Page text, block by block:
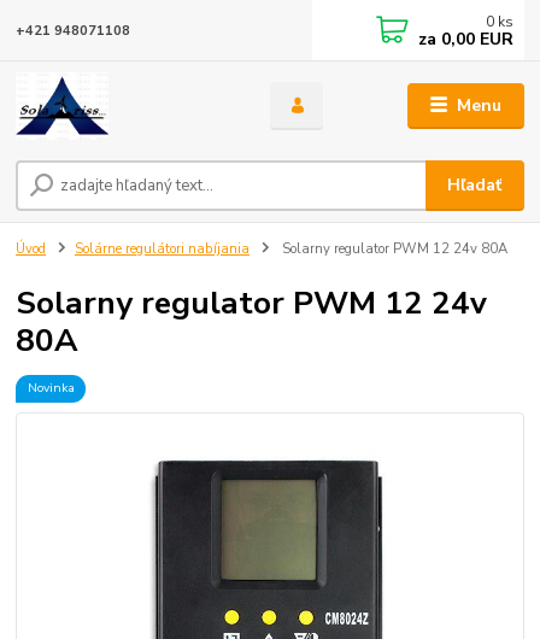
Menu
Hľadať
+421 948071108 0 ks
za 0,00 EUR
Úvod Solárne regulátori nabíjania Solarny regulator PWM 12 24v 80A
Solarny regulator PWM 12 24v
80A
Novinka